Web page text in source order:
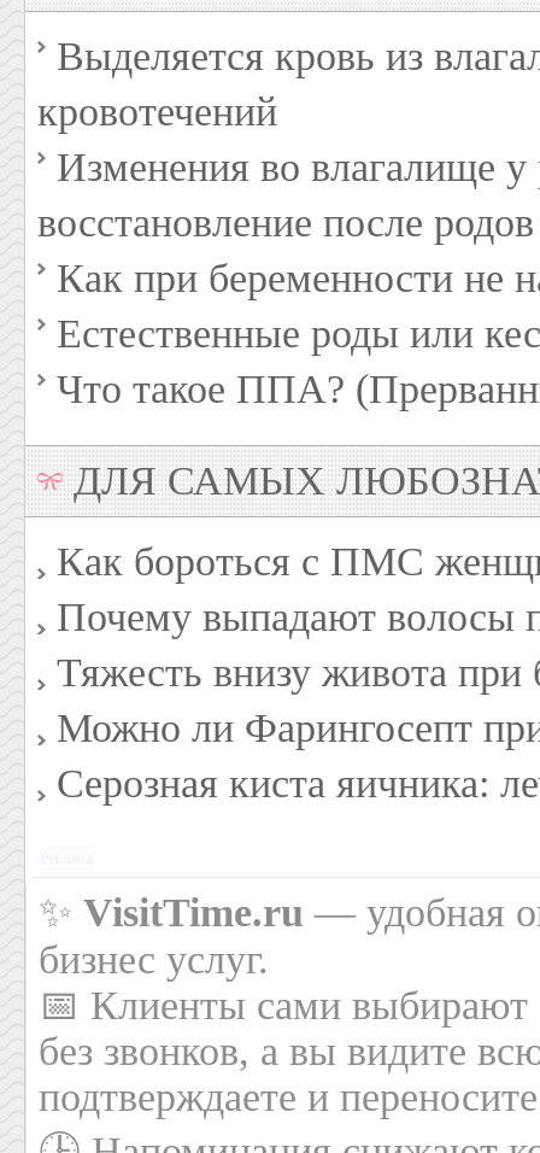
Выделяется кровь из
кровотечений
Изменения во влагалище
восстановление после родов
Как при беременности не
Естественные роды или
Что такое ППА?
ДЛЯ САМЫХ
Как бороться с ПМС
Почему выпадают волосы
Тяжесть внизу живота при
Можно ли Фарингосепт
Серозная киста яичника:
✨ VisitTime.ru — удобная
бизнес услуг.
📅 Клиенты сами выбирают
без звонков, а вы видите
подтверждаете и